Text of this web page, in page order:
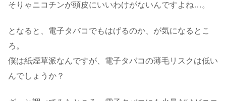
そりゃニコチンが頭皮にいいわけがないんですよね…。
となると、電子タバコでもはげるのか、が気になるとこ
ろ。
僕は紙煙草派なんですが、電子タバコの薄毛リスクは低い
んでしょうか？